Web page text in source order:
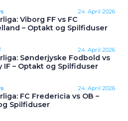
24. April 2026
Viborg FF vs FC
– Optakt og Spilfiduser
24. April 2026
Sønderjyske Fodbold vs
IF – Optakt og Spilfiduser
24. April 2026
FC Fredericia vs OB –
Spilfiduser